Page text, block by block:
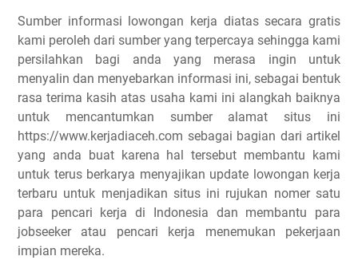
Sumber informasi lowongan kerja diatas secara gratis
kami peroleh dari sumber yang terpercaya sehingga kami
persilahkan bagi anda yang merasa ingin untuk
menyalin dan menyebarkan informasi ini, sebagai bentuk
rasa terima kasih atas usaha kami ini alangkah baiknya
untuk mencantumkan sumber alamat situs ini
https://www.kerjadiaceh.com sebagai bagian dari artikel
yang anda buat karena hal tersebut membantu kami
untuk terus berkarya menyajikan update lowongan kerja
terbaru untuk menjadikan situs ini rujukan nomer satu
para pencari kerja di Indonesia dan membantu para
jobseeker atau pencari kerja menemukan pekerjaan
impian mereka.